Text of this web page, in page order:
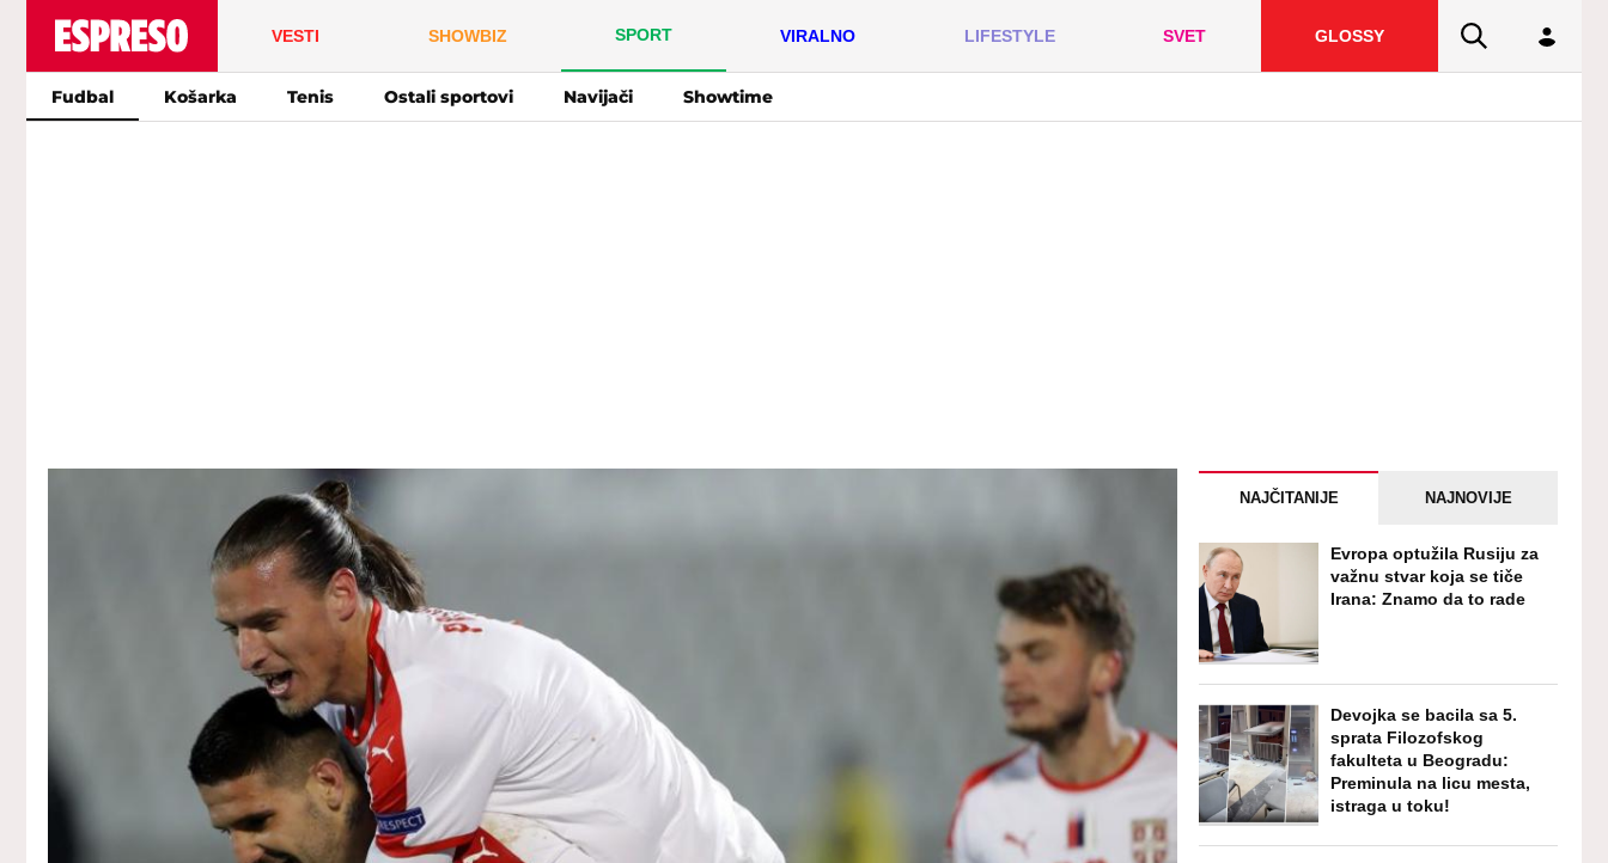
VESTI SHOWBIZ SPORT VIRALNO LIFESTYLE SVET GLOSSY
Fudbal Košarka Tenis Ostali sportovi Navijači Showtime
NAJČITANIJE NAJNOVIJE
Evropa optužila Rusiju za
važnu stvar koja se tiče
Irana: Znamo da to rade
Devojka se bacila sa 5.
sprata Filozofskog
fakulteta u Beogradu:
Preminula na licu mesta,
istraga u toku!